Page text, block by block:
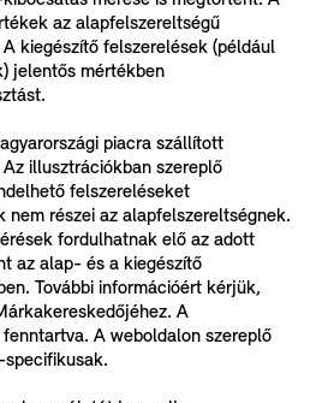
az alapfelszereltségű
kiegészítő felszerelések (például
jelentős mértékben
piacra szállított
illusztrációkban szereplő
felszereléseket
nem részei az alapfelszereltségnek.
fordulhatnak elő az adott
az alap- és a kiegészítő
További információért kérjük,
A
A weboldalon szereplő